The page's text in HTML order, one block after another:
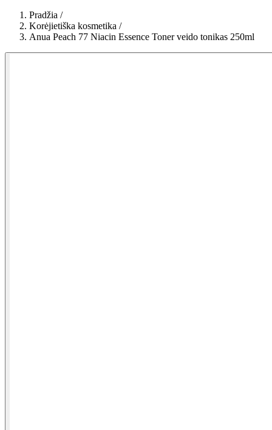
Pradžia /
Korėjietiška kosmetika /
Anua Peach 77 Niacin Essence Toner veido tonikas 250ml